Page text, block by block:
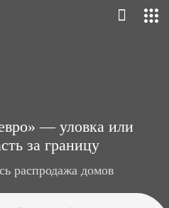
— уловка или
за границу
распродажа домов